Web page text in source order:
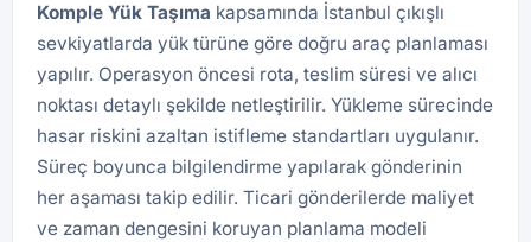
Komple Yük Taşıma kapsamında İstanbul çıkışlı
sevkiyatlarda yük türüne göre doğru araç planlaması
yapılır. Operasyon öncesi rota, teslim süresi ve alıcı
noktası detaylı şekilde netleştirilir. Yükleme sürecinde
hasar riskini azaltan istifleme standartları uygulanır.
Süreç boyunca bilgilendirme yapılarak gönderinin
her aşaması takip edilir. Ticari gönderilerde maliyet
ve zaman dengesini koruyan planlama modeli